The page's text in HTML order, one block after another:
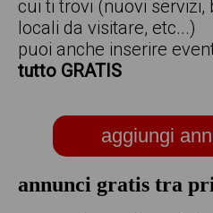
cui ti trovi (nuovi servizi,
locali da visitare, etc...)
puoi anche inserire
tutto GRATIS
aggiungi
annunci gratis tra